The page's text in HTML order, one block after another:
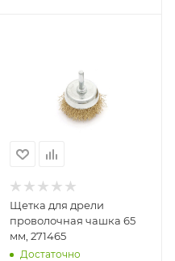
Щетка для дрели
проволочная чашка 65
мм, 271465
Достаточно